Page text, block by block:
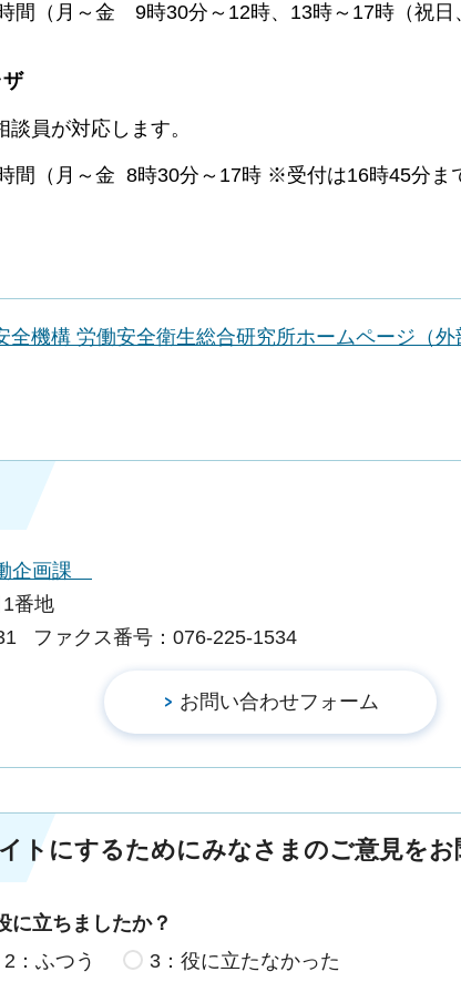
月～金 9時30分～12時、13時～17時（祝日
員が対応します。
（月～金 8時30分～17時 ※受付は16時45分ま
機構 労働安全衛生総合研究所ホームページ（外
企画課
番地
ファクス番号：076-225-1534
トにするためにみなさまのご意見を
に立ちましたか？
2：ふつう 3：役に立たなかった